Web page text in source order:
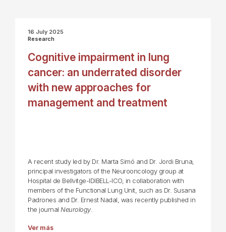
16 July 2025
Research
Cognitive impairment in lung
cancer: an underrated disorder
with new approaches for
management and treatment
A recent study led by Dr. Marta Simó and Dr. Jordi Bruna,
principal investigators of the Neurooncology group at
Hospital de Bellvitge-IDIBELL-ICO, in collaboration with
members of the Functional Lung Unit, such as Dr. Susana
Padrones and Dr. Ernest Nadal, was recently published in
the journal Neurology.
Ver más